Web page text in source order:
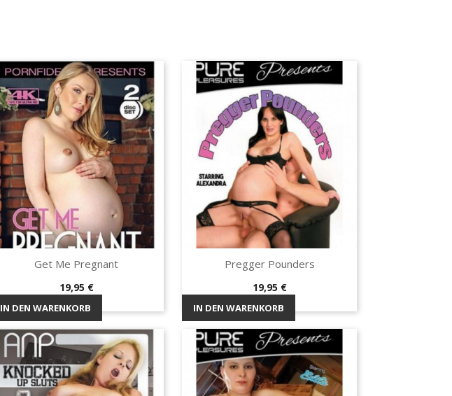
Vorschau
Get Me Pregnant
Preis
19,95 €
IN DEN WARENKORB
Vorschau
Pregger Pounders
Preis
19,95 €
IN DEN WARENKORB